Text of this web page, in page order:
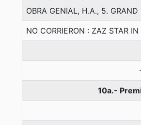
OBRA GENIAL, H.A., 5.
NO CORRIERON : ZAZ STAR IN
10a.-